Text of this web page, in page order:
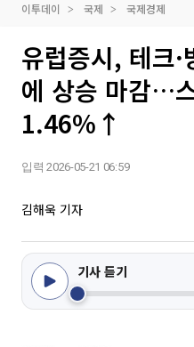
이투데이 국제 국제경제
유럽증시, 테크
에 상승 마감…
1.46%↑
입력 2026-05-21 06:59
김해욱 기자
기사 듣기